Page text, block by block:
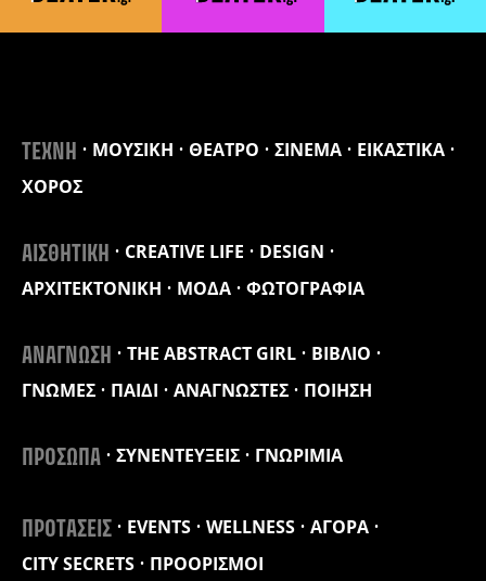
ΤΕΧΝΗ ΜΟΥΣΙΚΗ ΘΕΑΤΡΟ ΣΙΝΕΜΑ
ΕΙΚΑΣΤΙΚΑ
ΧΟΡΟΣ
ΑΙΣΘΗΤΙΚΗ CREATIVE LIFE
DESIGN
ΑΡΧΙΤΕΚΤΟΝΙΚΗ
ΜΟΔΑ ΦΩΤΟΓΡΑΦΙΑ
ΑΝΑΓΝΩΣΗ THE ABSTRACT GIRL
ΒΙΒΛΙΟ
ΓΝΩΜΕΣ
ΠΑΙΔΙ ΑΝΑΓΝΩΣΤΕΣ ΠΟΙΗΣΗ
ΠΡΟΣΩΠΑ ΣΥΝΕΝΤΕΥΞΕΙΣ ΓΝΩΡΙΜΙΑ
ΠΡΟΤΑΣΕΙΣ EVENTS WELLNESS
ΑΓΟΡΑ
CITY SECRETS
ΠΡΟΟΡΙΣΜΟΙ